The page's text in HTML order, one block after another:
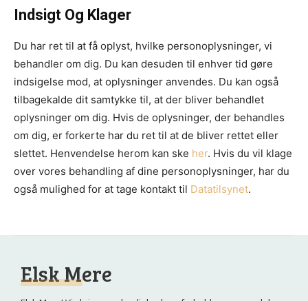
Indsigt Og Klager
Du har ret til at få oplyst, hvilke personoplysninger, vi
behandler om dig. Du kan desuden til enhver tid gøre
indsigelse mod, at oplysninger anvendes. Du kan også
tilbagekalde dit samtykke til, at der bliver behandlet
oplysninger om dig. Hvis de oplysninger, der behandles
om dig, er forkerte har du ret til at de bliver rettet eller
slettet. Henvendelse herom kan ske her. Hvis du vil klage
over vores behandling af dine personoplysninger, har du
også mulighed for at tage kontakt til Datatilsynet.
Elsk Mere